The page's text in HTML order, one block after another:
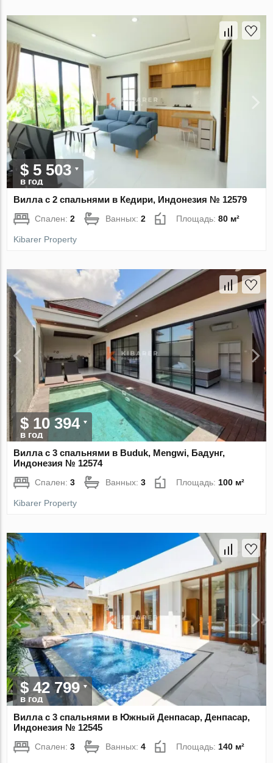
$ 5 503
в год
Вилла с 2 спальнями в Кедири, Индонезия № 12579
Спален:2 Ванных:2 Площадь:80 м²
Kibarer Property
$ 10 394
в год
Вилла с 3 спальнями в Buduk, Mengwi, Бадунг,
Индонезия № 12574
Спален:3 Ванных:3 Площадь:100 м²
Kibarer Property
$ 42 799
в год
Вилла с 3 спальнями в Южный Денпасар, Денпасар,
Индонезия № 12545
Спален:3 Ванных:4 Площадь: 140 м²